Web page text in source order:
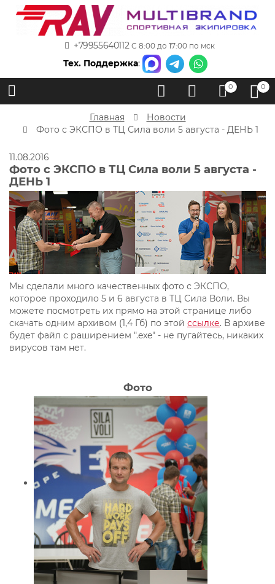
+79955640112 С 8:00 до 17:00 по мск
Тех. Поддержка:
0 0
Главная
Новости
Фото с ЭКСПО в ТЦ Сила воли 5 августа - ДЕНЬ 1
11.08.2016
Фото с ЭКСПО в ТЦ Сила воли 5 августа -
ДЕНЬ 1
Мы сделали много качественных фото с ЭКСПО,
которое проходило 5 и 6 августа в ТЦ Сила Воли. Вы
можете посмотреть их прямо на этой странице либо
скачать одним архивом (1,4 Гб) по этой ссылке. В архиве
будет файл с раширением ".exe" - не пугайтесь, никаких
вирусов там нет.
Фото